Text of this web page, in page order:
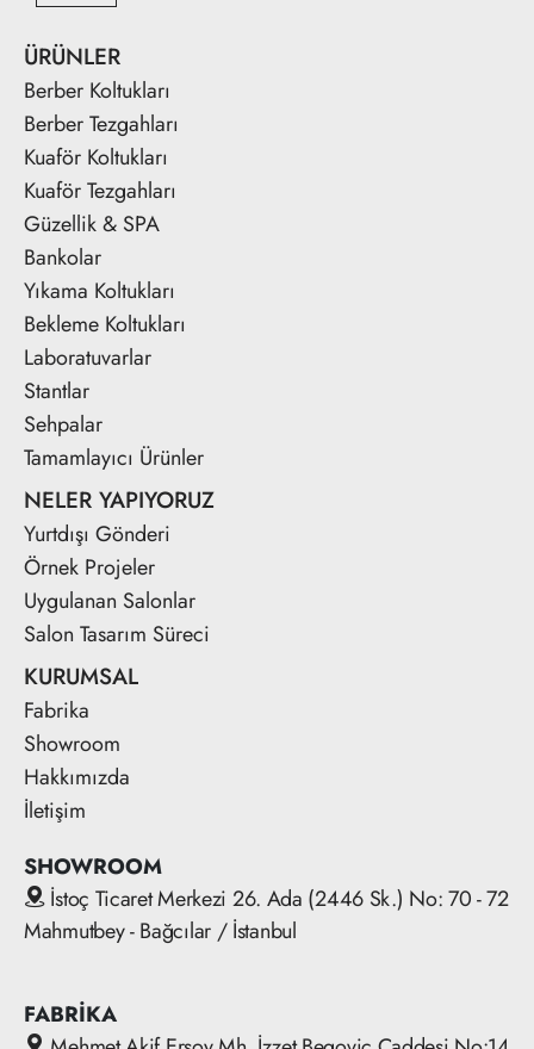
ÜRÜNLER
Berber Koltukları
Berber Tezgahları
Kuaför Koltukları
Kuaför Tezgahları
Güzellik & SPA
Bankolar
Yıkama Koltukları
Bekleme Koltukları
Laboratuvarlar
Stantlar
Sehpalar
Tamamlayıcı Ürünler
NELER YAPIYORUZ
Yurtdışı Gönderi
Örnek Projeler
Uygulanan Salonlar
Salon Tasarım Süreci
KURUMSAL
Fabrika
Showroom
Hakkımızda
İletişim
SHOWROOM
İstoç Ticaret Merkezi 26. Ada (2446 Sk.) No: 70 - 72
Mahmutbey - Bağcılar / İstanbul
FABRİKA